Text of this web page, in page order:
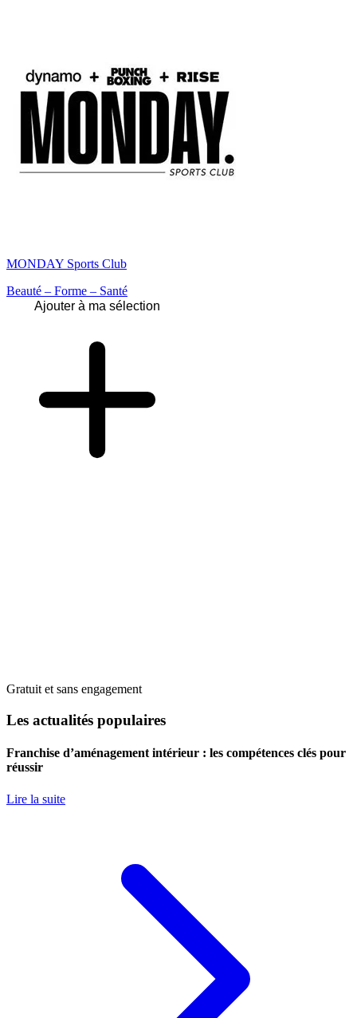
MONDAY Sports Club
Beauté – Forme – Santé
Ajouter à ma sélection
Gratuit et sans engagement
Les actualités populaires
Franchise d’aménagement intérieur : les compétences clés pour
réussir
Lire la suite